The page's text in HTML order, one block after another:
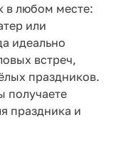
в любом месте:
или
идеально
встреч,
праздников.
получаете
праздника и